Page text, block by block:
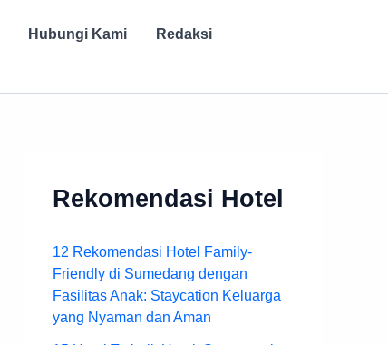
Hubungi Kami
Redaksi
Rekomendasi Hotel
12 Rekomendasi Hotel Family-
Friendly di Sumedang dengan
Fasilitas Anak: Staycation Keluarga
yang Nyaman dan Aman